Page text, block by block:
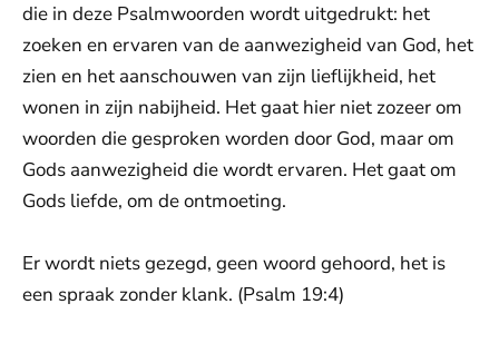
die in deze Psalmwoorden wordt uitgedrukt: het
zoeken en ervaren van de aanwezigheid van God, het
zien en het aanschouwen van zijn lieflijkheid, het
wonen in zijn nabijheid. Het gaat hier niet zozeer om
woorden die gesproken worden door God, maar om
Gods aanwezigheid die wordt ervaren. Het gaat om
Gods liefde, om de ontmoeting.
Er wordt niets gezegd, geen woord gehoord, het is
een spraak zonder klank. (Psalm 19:4)